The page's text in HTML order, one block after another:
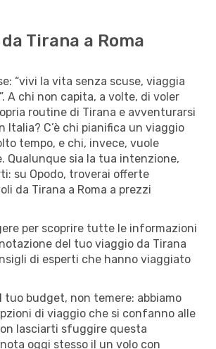
Tirana a Roma
“vivi la vita senza scuse, viaggia
A chi non capita, a volte, di voler
routine di Tirana e avventurarsi
Italia? C’è chi pianifica un viaggio
tempo, e chi, invece, vuole
Qualunque sia la tua intenzione,
su Opodo, troverai offerte
da Tirana a Roma a prezzi
per scoprire tutte le informazioni
del tuo viaggio da Tirana
di esperti che hanno viaggiato
tuo budget, non temere: abbiamo
di viaggio che si confanno alle
lasciarti sfuggire questa
oggi stesso il un volo con